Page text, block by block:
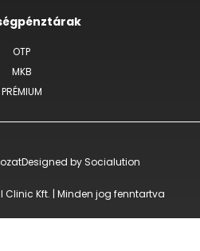
OTP
MKB
PRÉMIUM
Designed by Socialution
Kft. | Minden jog fenntartva